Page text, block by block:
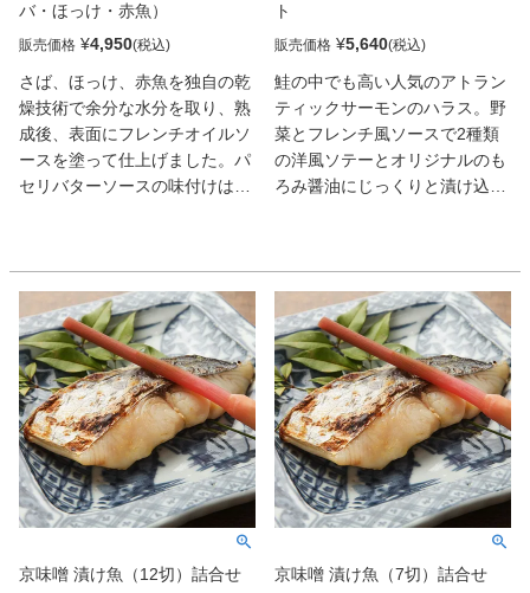
バ・ほっけ・赤魚）
販売価格 ¥4,950
さば、ほっけ、赤魚を独自の乾
燥技術で余分な水分を取り、熟
成後、表面にフレンチオイルソ
ースを塗って仕上げました。パ
セリバターソースの味付けは魚
調理でき、さらに骨とりずみな
のでお子様やご高齢の方にも安
心してお召し上がりいただけま
す。
ト
販売価格 ¥5,640
鮭の中でも高い人気のアトラン
ティックサーモンのハラス。野
菜とフレンチ風ソースで2種類
の洋風ソテーとオリジナルのも
ろみ醤油にじっくりと漬け込ん
単に調理でき、さらに骨とりず
みなのでお子様やご高齢の方に
も安心してお召し上がりいただ
けます。
京味噌 漬け魚（12切）詰合せ 京味噌 漬け魚（7切）詰合せ